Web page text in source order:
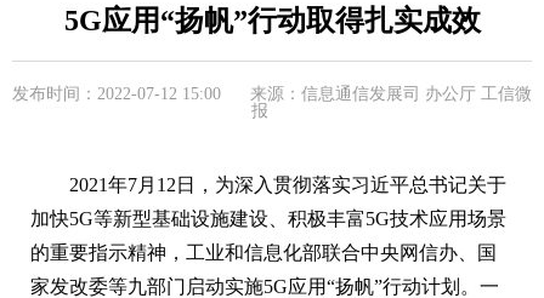
5G应用“扬帆”行动取得扎实成效
发布时间：2022-07-12 15:00
来源：信息通信发展司 办公厅 工信微
报
2021年7月12日， 为深入贯彻落实习近平总书记关于
加快5G等新型基础设施建设、积极丰富5G技术应用场景
的重要指示精神，工业和信息化部联合中央网信办、国
家发改委等九部门启动实施5G应用“扬帆”行动计划。一